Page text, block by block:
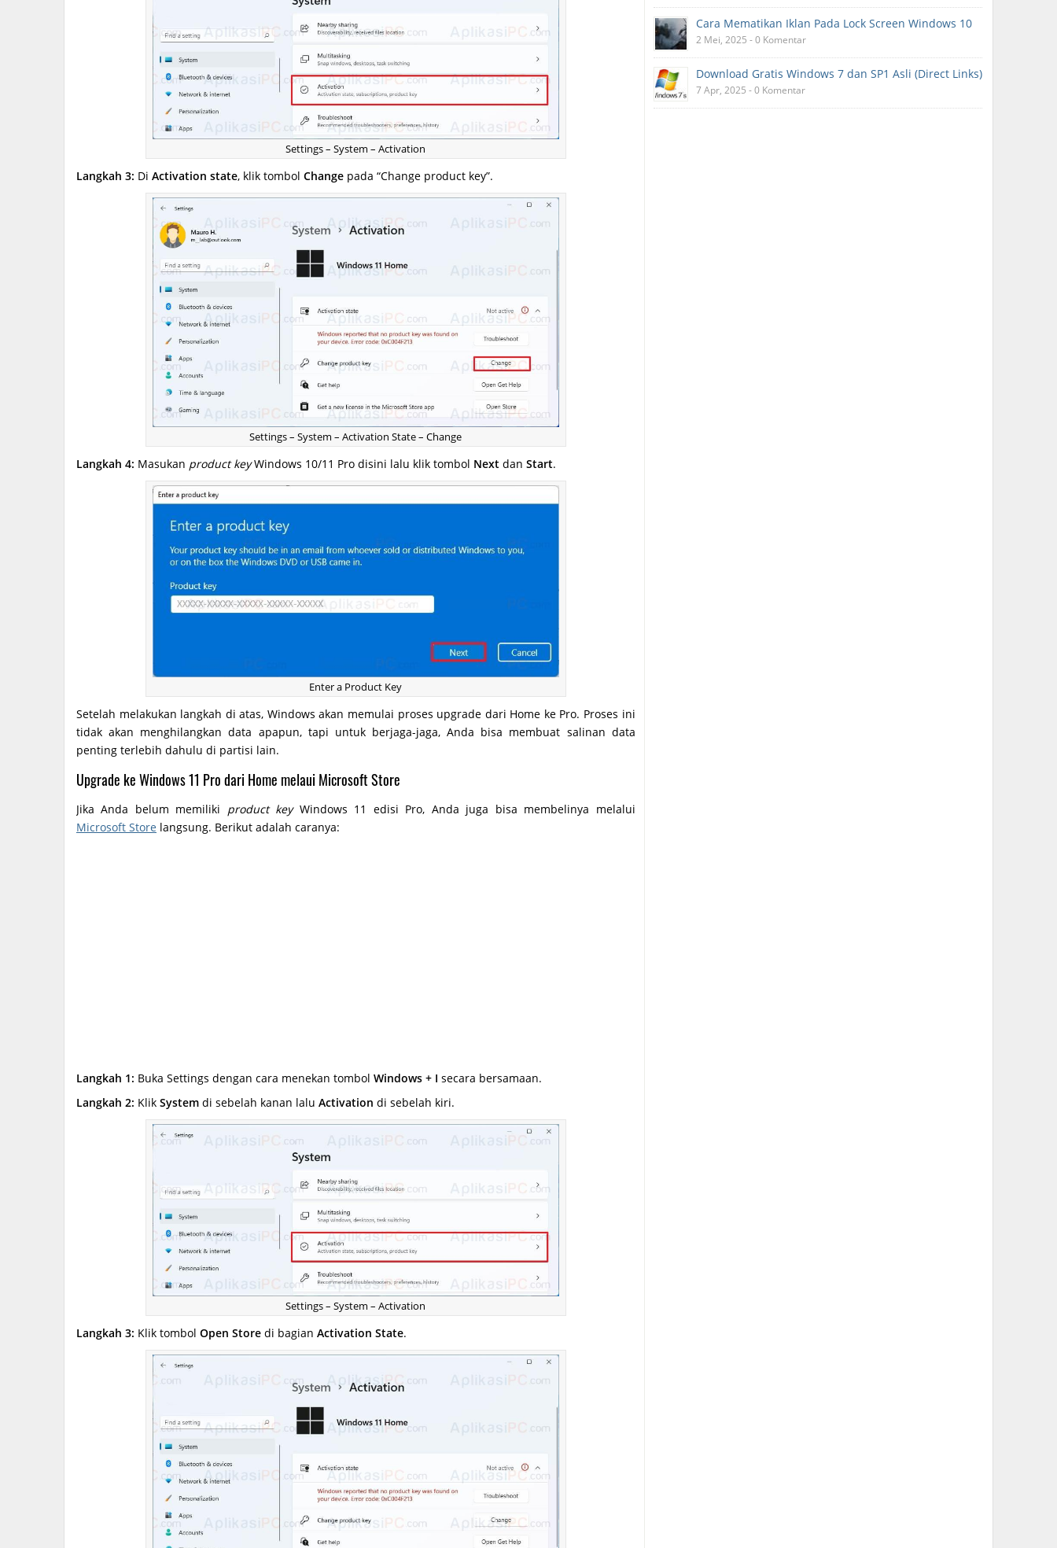
Settings – System – Activation
Langkah 3: Di Activation state, klik tombol Change pada “Change product key”.
Settings – System – Activation State – Change
Langkah 4: Masukan product keyWindows 10/11 Pro disini lalu klik tombol Next dan Start.
Enter a Product Key
Setelah melakukan langkah di atas, Windows akan memulai proses upgrade dari Home ke Pro. Proses ini
tidak akan menghilangkan data apapun, tapi untuk berjaga-jaga, Anda bisa membuat salinan data
penting terlebih dahulu di partisi lain.
Upgrade ke Windows 11 Pro dari Home melaui Microsoft Store
Jika Anda belum memiliki product keyWindows 11 edisi Pro, Anda juga bisa membelinya melalui
Microsoft Store langsung. Berikut adalah caranya:
Langkah 1: Buka Settings dengan cara menekan tombol Windows + I secara bersamaan.
Langkah 2: Klik System di sebelah kanan lalu Activation di sebelah kiri.
Settings – System – Activation
Langkah 3: Klik tombol Open Store di bagian Activation State.
Cara Mematikan Iklan Pada Lock Screen Windows 10
2 Mei, 2025 - 0 Komentar
Download Gratis Windows 7 dan SP1 Asli (Direct Links)
7 Apr, 2025 - 0 Komentar